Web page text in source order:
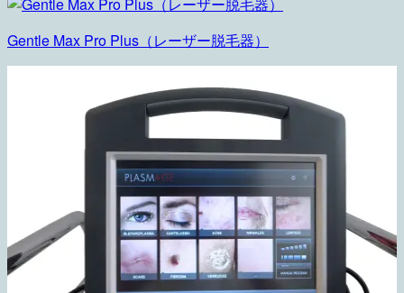
Gentle Max Pro Plus（レーザー脱毛器）